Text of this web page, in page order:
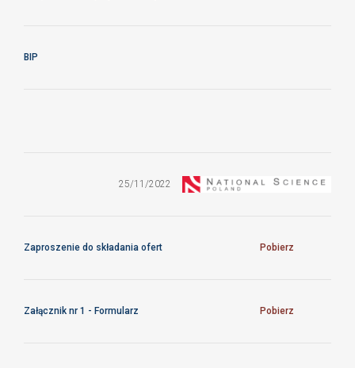
BIP
ZO/15/CFTPAN/2022
25/11/2022
Zaproszenie do składania ofert Pobierz
Załącznik nr 1 - Formularz Pobierz